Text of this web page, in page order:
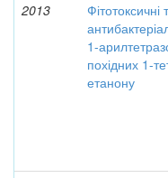
2013
Фітотоксичні
1-
похідних 1-
етанону